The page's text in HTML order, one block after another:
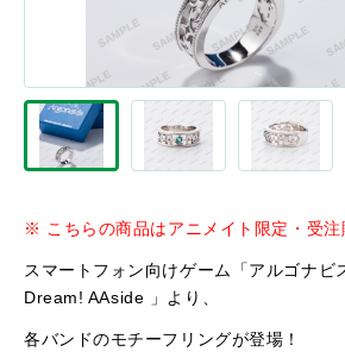
※ こちらの商品はアニメイト限定・受注
スマートフォン向けゲーム「アルゴナビ
Dream! AAside 」より、
各バンドのモチーフリングが登場！